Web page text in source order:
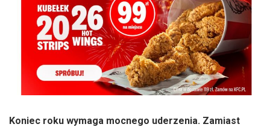
Koniec roku wymaga mocnego uderzenia. Zamiast